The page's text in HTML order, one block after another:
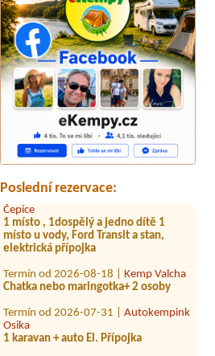
Poslední rezervace:
Termín od 2026-08-01 |Kemp Rákosí
Chata 2 dospělý+2 děti +malý pes
Termín od 2026-08-01 |Unicamp,
s.r.o.
Chatka, dvě osoby ,2xlůžkovina
Termín od 2026-07-25 |Kemp Tyršova
osada
Termín od 2026-08-02 |
Čepice
1 místo , 1dospělý a jedno dítě 1
místo u vody, Ford Transit a stan,
elektrická přípojka
Chatka nebo maringotka+ 2 osoby
Osika
1 karavan + auto El. Přípojka